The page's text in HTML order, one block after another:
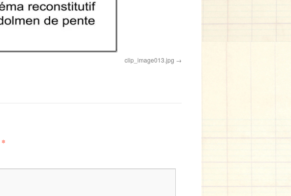
clip_image013.jpg
*